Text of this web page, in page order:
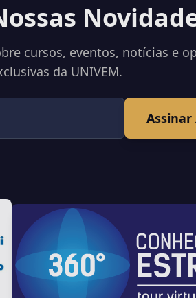
cursos, eventos, notícias e
da UNIVEM.
Assinar